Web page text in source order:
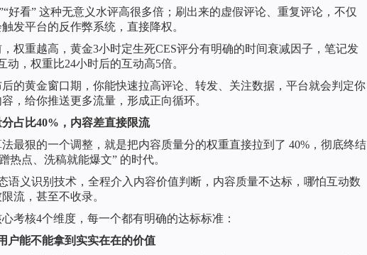
好看” 这种无意义水评高很多倍；刷出来的虚假评论、重复评论，不仅
发平台的反作弊系统，直接降权。
权重越高，黄金3小时定生死CES评分有明确的时间衰减因子，笔记发
动，权重比24小时后的互动高5倍。
的黄金窗口期，你能快速拉高评论、转发、关注数据，平台就会判定你
，给你推送更多流量，形成正向循环。
分占比40%，内容差直接限流
法最狠的一个调整，就是把内容质量分的权重直接拉到了 40%，彻底终结
热点、洗稿就能爆文” 的时代。
语义识别技术，全程介入内容价值判断，内容质量不达标，哪怕互动数
流，甚至不收录。
考核4个维度，每一个都有明确的达标标准：
户能不能拿到实实在在的价值